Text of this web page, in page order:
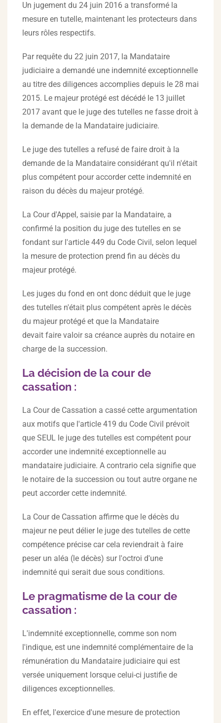
Un jugement du 24 juin 2016 a transformé la
mesure en tutelle, maintenant les protecteurs dans
leurs rôles respectifs.
Par requête du 22 juin 2017, la Mandataire
judiciaire a demandé une indemnité exceptionnelle
au titre des diligences accomplies depuis le 28 mai
2015. Le majeur protégé est décédé le 13 juillet
2017 avant que le juge des tutelles ne fasse droit à
la demande de la Mandataire judiciaire.
Le juge des tutelles a refusé de faire droit à la
demande de la Mandataire considérant qu'il n'était
plus compétent pour accorder cette indemnité en
raison du décès du majeur protégé.
La Cour d'Appel, saisie par la Mandataire, a
confirmé la position du juge des tutelles en se
fondant sur l'article 449 du Code Civil, selon lequel
la mesure de protection prend fin au décès du
majeur protégé.
Les juges du fond en ont donc déduit que le juge
des tutelles n'était plus compétent après le décès
du majeur protégé et que la Mandataire
devait faire valoir sa créance auprès du notaire en
charge de la succession.
La décision de la cour de
cassation :
La Cour de Cassation a cassé cette argumentation
aux motifs que l'article 419 du Code Civil prévoit
que SEUL le juge des tutelles est compétent pour
accorder une indemnité exceptionnelle au
mandataire judiciaire. A contrario cela signifie que
le notaire de la succession ou tout autre organe ne
peut accorder cette indemnité.
La Cour de Cassation affirme que le décès du
majeur ne peut délier le juge des tutelles de cette
compétence précise car cela reviendrait à faire
peser un aléa (le décès) sur l'octroi d'une
indemnité qui serait due sous conditions.
Le pragmatisme de la cour de
cassation :
L'indemnité exceptionnelle, comme son nom
l'indique, est une indemnité complémentaire de la
rémunération du Mandataire judiciaire qui est
versée uniquement lorsque celui-ci justifie de
diligences exceptionnelles.
En effet, l'exercice d'une mesure de protection